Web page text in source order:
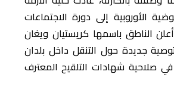
الأوروبية إلى دورة الاجتماعات
الناطق باسمها كريستيان ويغان
جديدة حول التنقل داخل بلدان
في صلاحية شهادات التلقيح المعترف